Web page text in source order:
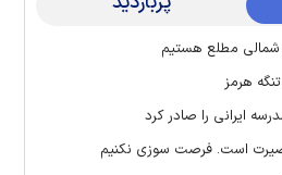
شمالی مطلع هستیم
هرمز
ایرانی را صادر کرد
است. فرصت سوزی نکنیم